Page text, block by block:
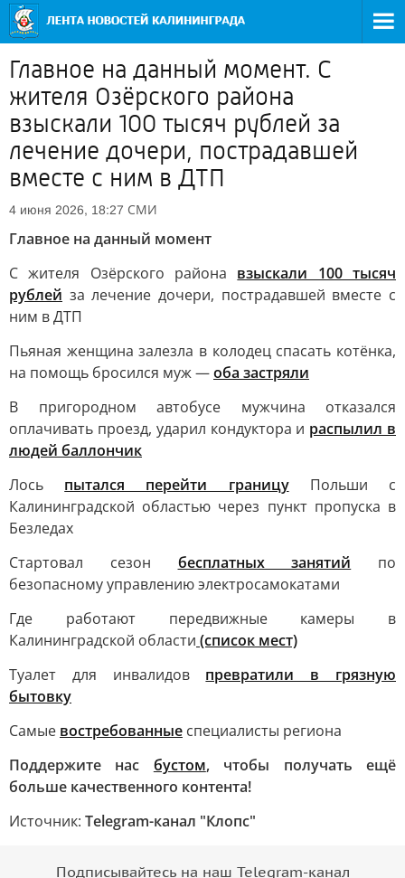
Главное на данный момент. С
жителя Озёрского района
взыскали 100 тысяч рублей за
лечение дочери, пострадавшей
вместе с ним в ДТП
4 июня 2026, 18:27 СМИ
Главное на данный момент
С жителя Озёрского района взыскали 100 тысяч
рублей за лечение дочери, пострадавшей вместе с
ним в ДТП
Пьяная женщина залезла в колодец спасать котёнка,
на помощь бросился муж —оба застряли
В пригородном автобусе мужчина отказался
оплачивать проезд, ударил кондуктора и распылил в
людей баллончик
Лось пытался перейти границуПольши с
Калининградской областью через пункт пропуска в
Безледах
Стартовал сезон бесплатных занятий по
безопасному управлению электросамокатами
Где работают передвижные камеры в
Калининградской области (список мест)
Туалет для инвалидов превратили в грязную
бытовку
Самые востребованные специалисты региона
Поддержите нас бустом, чтобы получать ещё
больше качественного контента!
Источник: Telegram-канал "Клопс"
Подписывайтесь на наш Telegram-канал